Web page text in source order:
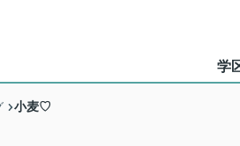
学
小麦♡